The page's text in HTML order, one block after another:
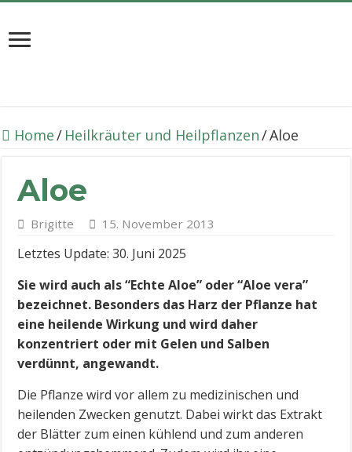
Home/ Heilkräuter und Heilpflanzen/Aloe
Aloe
Brigitte 15. November 2013
Letztes Update: 30. Juni 2025
Sie wird auch als “Echte Aloe” oder “Aloe vera”
bezeichnet. Besonders das Harz der Pflanze hat
eine heilende Wirkung und wird daher
konzentriert oder mit Gelen und Salben
verdünnt, angewandt.
Die Pflanze wird vor allem zu medizinischen und
heilenden Zwecken genutzt. Dabei wirkt das Extrakt
der Blätter zum einen kühlend und zum anderen